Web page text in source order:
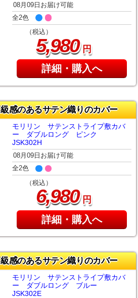
08月09日お届け可能
全2色
（税込）
5,980円
詳細・購入へ
感のあるサテン織りのカバー
モリリン サテンストライプ敷カバ
ー ダブルロング ピンク
JSK302H
08月09日お届け可能
全2色
（税込）
6,980円
詳細・購入へ
感のあるサテン織りのカバー
モリリン サテンストライプ敷カバ
ー ダブルロング ブルー
JSK302E